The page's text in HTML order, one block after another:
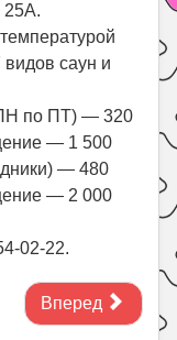
25А.
видов саун и
по ПТ) — 320
— 1 500
— 480
— 2 000
02-22.
Вперед